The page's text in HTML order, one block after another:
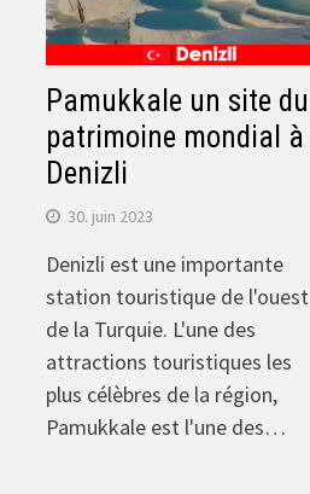
Pamukkale un site du
patrimoine mondial à
Denizli
30. juin 2023
Denizli est une importante
station touristique de l'ouest
de la Turquie. L'une des
attractions touristiques les
plus célèbres de la région,
Pamukkale est l'une des…